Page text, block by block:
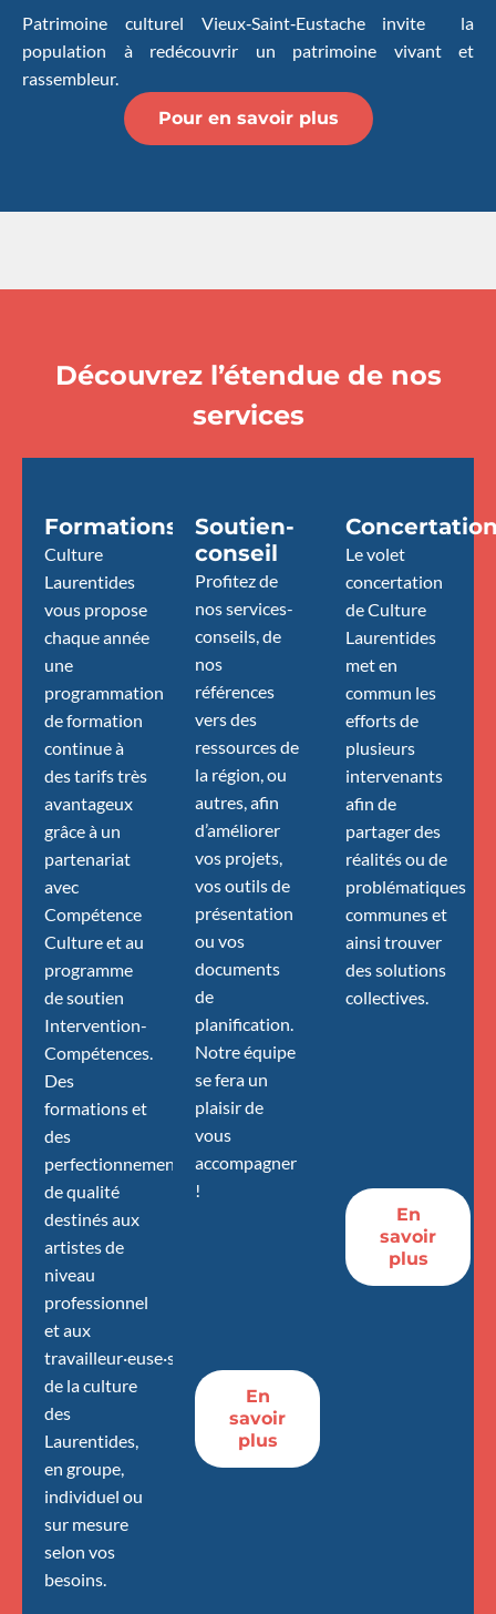
Patrimoine culturel Vieux‑Saint‑Eustache invite la
population à redécouvrir un patrimoine vivant et
rassembleur.
Pour en savoir plus
Découvrez l’étendue de nos
services
Formations
Culture
Laurentides
vous propose
chaque année
une
programmation
de formation
continue à
des tarifs très
avantageux
grâce à un
partenariat
avec
Compétence
Culture et au
programme
de soutien
Intervention-
Compétences.
Des
formations et
des
perfectionnements
de qualité
destinés aux
artistes de
niveau
professionnel
et aux
travailleur·euse·s
de la culture
des
Laurentides,
en groupe,
individuel ou
sur mesure
selon vos
besoins.
Soutien-
conseil
Profitez de
nos services-
conseils, de
nos
références
vers des
ressources de
la région, ou
autres, afin
d’améliorer
vos projets,
vos outils de
présentation
ou vos
documents
de
planification.
Notre équipe
se fera un
plaisir de
vous
accompagner
!
En
savoir
plus
Le volet
concertation
de Culture
Laurentides
met en
commun les
efforts de
plusieurs
intervenants
afin de
partager des
réalités ou de
problématiques
communes et
ainsi trouver
des solutions
collectives.
En
savoir
plus